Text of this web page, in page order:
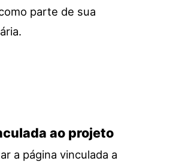
parte de sua
ao projeto
a página vinculada a